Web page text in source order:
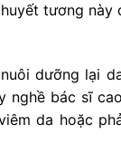
tương này
dưỡng lại
nghề bác sĩ
da hoặc